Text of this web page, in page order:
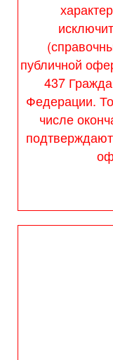
публичной
437
Федерации.
числе